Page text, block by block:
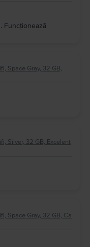
Funcționează
Space Gray, 32 GB,
Silver, 32 GB, Excelent
Space Gray, 32 GB, Ca